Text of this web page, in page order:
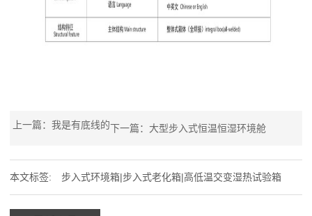
上一篇：我是有底线的下一篇： 大型步入式恒温恒湿环境舱
本文标签: 步入式环境箱|步入式老化箱|高低温交变湿热试验箱